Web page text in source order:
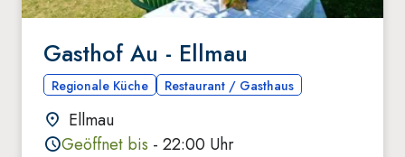
Gasthof Au - Ellmau
Regionale Küche Restaurant / Gasthaus
Ellmau
Geöffnet bis - 22:00 Uhr